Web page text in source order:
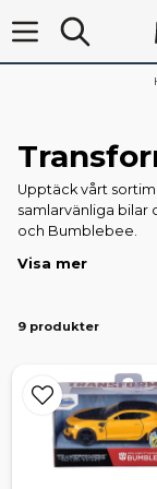
Upptäck vårt
samlarvänliga bilar
och Bumblebee.
Transformers-
Bumblebee
Visa mer
9 produkter